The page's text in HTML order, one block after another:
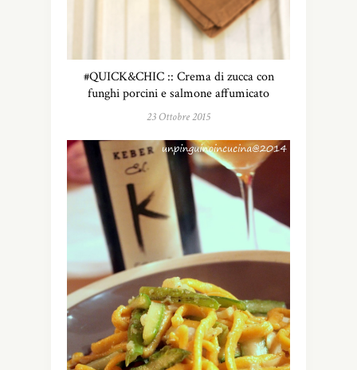
#QUICK&CHIC :: Crema di zucca con
funghi porcini e salmone affumicato
23 Ottobre 2015